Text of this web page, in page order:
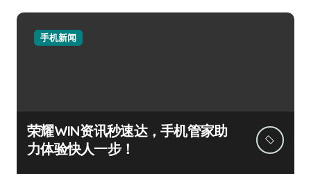
手机新闻
荣耀WIN资讯秒速达，手机管家助
力体验快人一步！